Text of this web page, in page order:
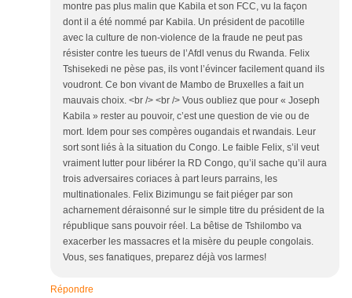
montre pas plus malin que Kabila et son FCC, vu la façon
dont il a été nommé par Kabila. Un président de pacotille
avec la culture de non-violence de la fraude ne peut pas
résister contre les tueurs de l’Afdl venus du Rwanda. Felix
Tshisekedi ne pèse pas, ils vont l’évincer facilement quand ils
voudront. Ce bon vivant de Mambo de Bruxelles a fait un
mauvais choix. <br /> <br /> Vous oubliez que pour « Joseph
Kabila » rester au pouvoir, c’est une question de vie ou de
mort. Idem pour ses compères ougandais et rwandais. Leur
sort sont liés à la situation du Congo. Le faible Felix, s’il veut
vraiment lutter pour libérer la RD Congo, qu’il sache qu’il aura
trois adversaires coriaces à part leurs parrains, les
multinationales. Felix Bizimungu se fait piéger par son
acharnement déraisonné sur le simple titre du président de la
république sans pouvoir réel. La bêtise de Tshilombo va
exacerber les massacres et la misère du peuple congolais.
Vous, ses fanatiques, preparez déjà vos larmes!
Répondre